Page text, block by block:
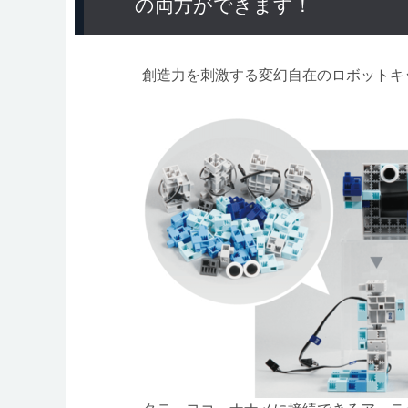
の両方ができます！
創造力を刺激する変幻自在のロボットキ